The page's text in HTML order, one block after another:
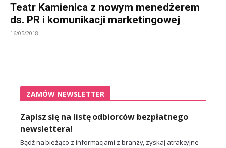
Teatr Kamienica z nowym menedżerem
ds. PR i komunikacji marketingowej
16/05/2018
ZAMÓW NEWSLETTER
Zapisz się na listę odbiorców bezpłatnego
newslettera!
Bądź na bieżąco z informacjami z branży, zyskaj atrakcyjne